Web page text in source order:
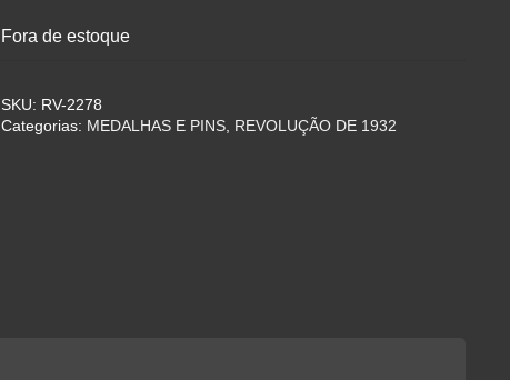
Fora de estoque
SKU: RV-2278
Categorias: MEDALHAS E PINS, REVOLUÇÃO DE 1932